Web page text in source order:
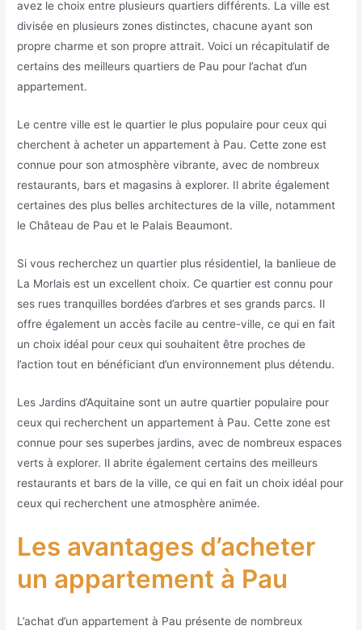
avez le choix entre plusieurs quartiers différents. La ville est
divisée en plusieurs zones distinctes, chacune ayant son
propre charme et son propre attrait. Voici un récapitulatif de
certains des meilleurs quartiers de Pau pour l’achat d’un
appartement.
Le centre ville est le quartier le plus populaire pour ceux qui
cherchent à acheter un appartement à Pau. Cette zone est
connue pour son atmosphère vibrante, avec de nombreux
restaurants, bars et magasins à explorer. Il abrite également
certaines des plus belles architectures de la ville, notamment
le Château de Pau et le Palais Beaumont.
Si vous recherchez un quartier plus résidentiel, la banlieue de
La Morlais est un excellent choix. Ce quartier est connu pour
ses rues tranquilles bordées d’arbres et ses grands parcs. Il
offre également un accès facile au centre-ville, ce qui en fait
un choix idéal pour ceux qui souhaitent être proches de
l’action tout en bénéficiant d’un environnement plus détendu.
Les Jardins d’Aquitaine sont un autre quartier populaire pour
ceux qui recherchent un appartement à Pau. Cette zone est
connue pour ses superbes jardins, avec de nombreux espaces
verts à explorer. Il abrite également certains des meilleurs
restaurants et bars de la ville, ce qui en fait un choix idéal pour
ceux qui recherchent une atmosphère animée.
Les avantages d’acheter
un appartement à Pau
L’achat d’un appartement à Pau présente de nombreux